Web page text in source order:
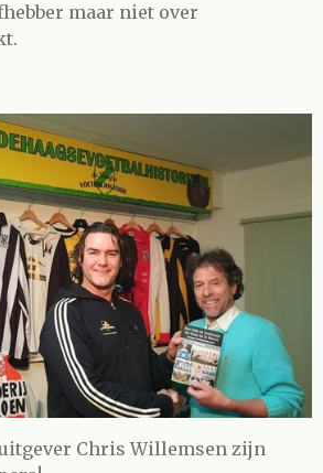
maar niet over
Chris Willemsen zijn